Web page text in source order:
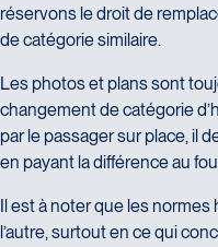
réservons le droit de
de catégorie similaire.
Les photos et plans sont
changement de catégorie
par le passager sur place, il
en payant la différence au
Il est à noter que les
l’autre, surtout en ce qui